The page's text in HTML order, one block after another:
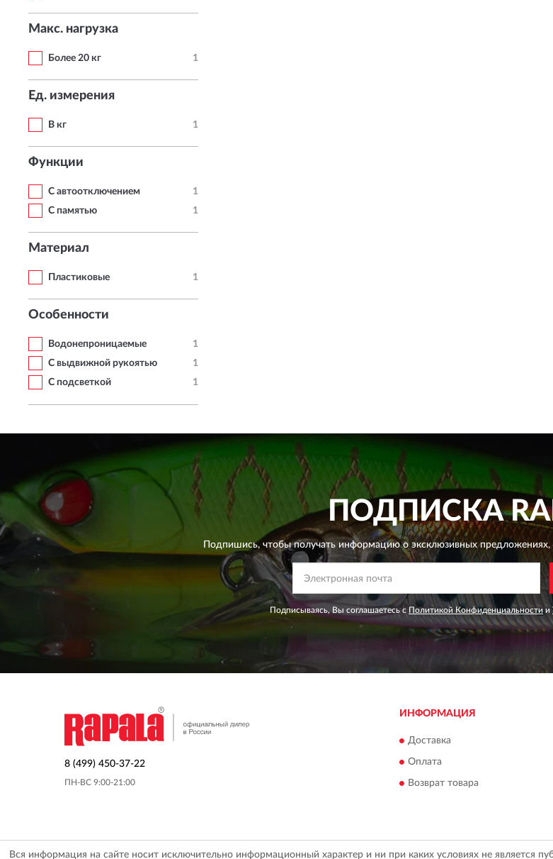
Макс. нагрузка
Более 20 кг 1
Ед. измерения
В кг 1
Функции
С автоотключением
1
С памятью
1
Материал
Пластиковые 1
Особенности
Водонепроницаемые
1
С выдвижной рукоятью
1
С подсветкой
1
ПОДПИСКА
Подпишись, чтобы получать информацию о эксклюзивных предложениях,
Подписываясь, Вы соглашаетесь с Политикой Конфиденциальности и
8 (499) 450-37-22
ПН-ВС 9:00-21:00
ИНФОРМАЦИЯ
Доставка
Оплата
Возврат товара
Вся информация на сайте носит исключительно информационный характер и ни при каких условиях не является